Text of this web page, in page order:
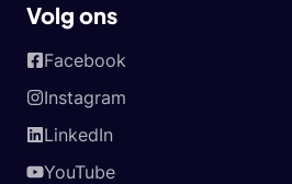
Volg ons
Facebook
Instagram
LinkedIn
YouTube